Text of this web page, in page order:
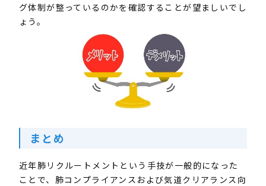
グ体制が整っているのかを確認することが望ましいでし
ょう。
まとめ
近年肺リクルートメントという手技が一般的になった
ことで、肺コンプライアンスおよび気道クリアランス向